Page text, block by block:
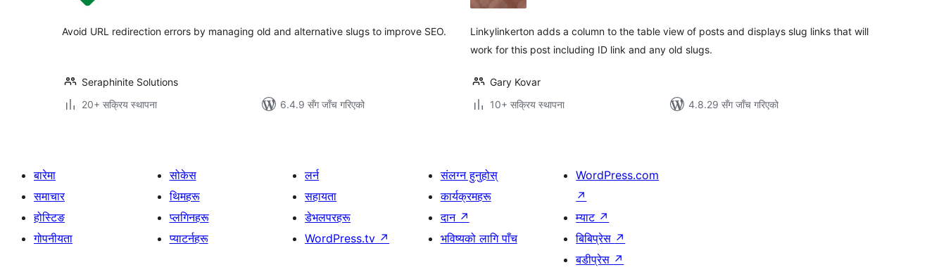
Avoid URL redirection errors by managing old and alternative slugs to improve SEO.
Seraphinite Solutions
20+ सक्रिय स्थापना
6.4.9 सँग जाँच गरिएको
Linkylinkerton adds a column to the table view of posts and displays slug links that will
work for this post including ID link and any old slugs.
Gary Kovar
10+ सक्रिय स्थापना
4.8.29 सँग जाँच गरिएको
बारेमा
समाचार
होस्टिङ
गोपनीयता
सोकेस
थिमहरू
प्लगिनहरू
प्याटर्नहरू
लर्न
सहायता
डेभलपरहरू
WordPress.tv ↗
संलग्न हुनुहोस्
कार्यक्रमहरू
दान ↗
भविष्यको लागि पाँच
WordPress.com
↗
म्याट ↗
बिबिप्रेस ↗
बडीप्रेस ↗